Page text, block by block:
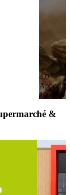
4,0
Apport
100 000 €
&